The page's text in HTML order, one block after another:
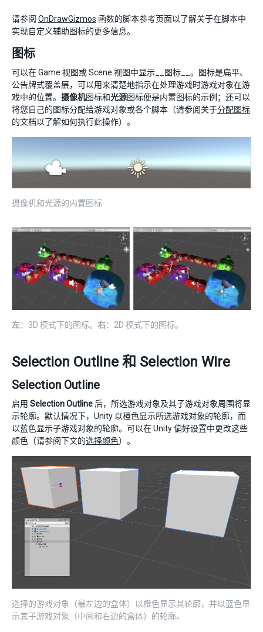
请参阅 OnDrawGizmos 函数的脚本参考页面以了解关于在脚本中
实现自定义辅助图标的更多信息。
图标
可以在 Game 视图或 Scene 视图中显示__图标__。图标是扁平、
公告牌式覆盖层，可以用来清楚地指示在处理游戏时游戏对象在游
戏中的位置。 摄像机图标和光源图标便是内置图标的示例；还可以
将您自己的图标分配给游戏对象或各个脚本（请参阅关于分配图标
的文档以了解如何执行此操作）。
摄像机和光源的内置图标
左：3D 模式下的图标。 右：2D 模式下的图标。
Selection Outline 和 Selection Wire
Selection Outline
启用 Selection Outline 后，所选游戏对象及其子游戏对象周围将显
示轮廓。默认情况下，Unity 以橙色显示所选游戏对象的轮廓，而
以蓝色显示子游戏对象的轮廓。可以在 Unity 偏好设置中更改这些
颜色（请参阅下文的选择颜色）。
选择的游戏对象（最左边的盒体）以橙色显示其轮廓，并以蓝色显
示其子游戏对象（中间和右边的盒体）的轮廓。